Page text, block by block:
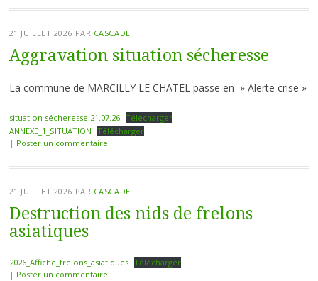
21 JUILLET 2026 PAR CASCADE
Aggravation situation sécheresse
La commune de MARCILLY LE CHATEL passe en » Alerte crise »
situation sécheresse 21.07.26 Télécharger
ANNEXE_1_SITUATION
Télécharger
| Poster un commentaire
21 JUILLET 2026 PAR CASCADE
Destruction des nids de frelons
asiatiques
2026_Affiche_frelons_asiatiques Télécharger
| Poster un commentaire